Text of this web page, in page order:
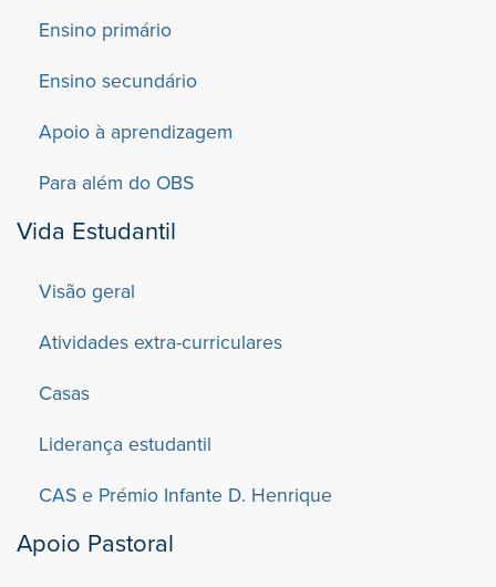
Ensino primário
Ensino secundário
Apoio à aprendizagem
Para além do OBS
Vida Estudantil
Visão geral
Atividades extra-curriculares
Casas
Liderança estudantil
CAS e Prémio Infante D. Henrique
Apoio Pastoral